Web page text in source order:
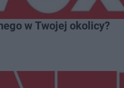
w Twojej okolicy?